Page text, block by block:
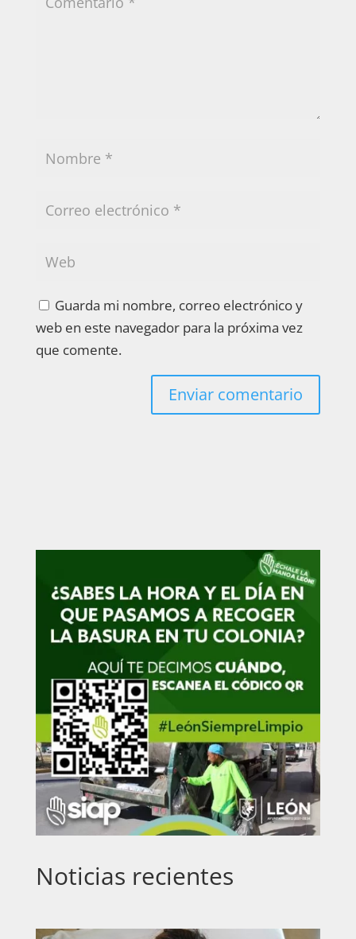
Guarda mi nombre, correo electrónico y
web en este navegador para la próxima vez
que comente.
Noticias recientes